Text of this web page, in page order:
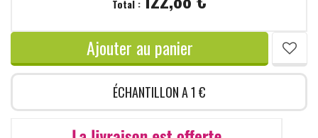
Total :
Ajouter au panier
ÉCHANTILLON A 1 €